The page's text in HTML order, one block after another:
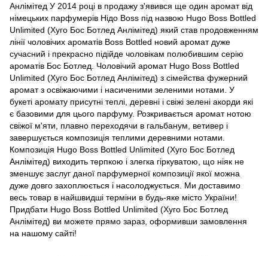
Анлімітед У 2014 році в продажу з'явився ще один аромат від
німецьких парфумерів Нідо Воѕѕ під назвою Hugo Boss Bottled
Unlimited (Хуго Бос Ботлед Анлімітед) який став продовженням
лінії чоловічих ароматів Boss Bottled новий аромат дуже
сучасний і прекрасно підійде чоловікам полюбившим серію
ароматів Бос Ботлед. Чоловічий аромат Hugo Boss Bottled
Unlimited (Хуго Бос Ботлед Анлімітед) з сімейства фужерний
аромат з освіжаючими і насиченими зеленими нотами. У
букеті аромату присутні теплі, деревні і свіжі зелені акорди які
є базовими для цього парфуму. Розкривається аромат нотою
свіжої м'яти, плавно переходячи в гальбанум, ветивер і
завершується композиція теплими деревними нотами.
Композиція Hugo Boss Bottled Unlimited (Хуго Бос Ботлед
Анлімітед) виходить терпкою і злегка гіркуватою, що ніяк не
зменшує заслуг даної парфумерної композиції якої можна
дуже довго захоплюється і насолоджується. Ми доставимо
весь товар в найшвидші терміни в будь-яке місто України!
Придбати Hugo Boss Bottled Unlimited (Хуго Бос Ботлед
Анлімітед) ви можете прямо зараз, оформивши замовлення
на нашому сайті!